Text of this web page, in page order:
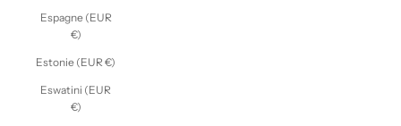
Espagne (EUR
€)
Estonie (EUR €)
Eswatini (EUR
€)